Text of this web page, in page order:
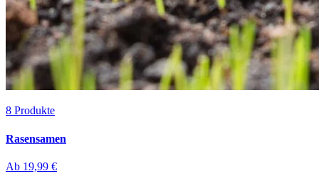
8 Produkte
Rasensamen
Ab 19,99 €